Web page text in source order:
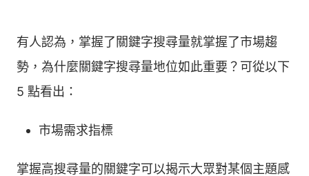
有人認為，掌握了關鍵字搜尋量就掌握了市場趨
勢，為什麼關鍵字搜尋量地位如此重要？可從以下
5 點看出：
市場需求指標
掌握高搜尋量的關鍵字可以揭示大眾對某個主題感